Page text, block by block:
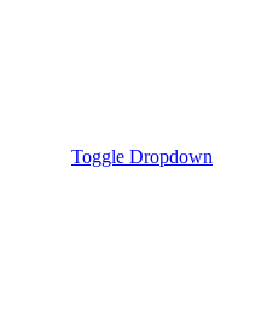
Toggle Dropdown